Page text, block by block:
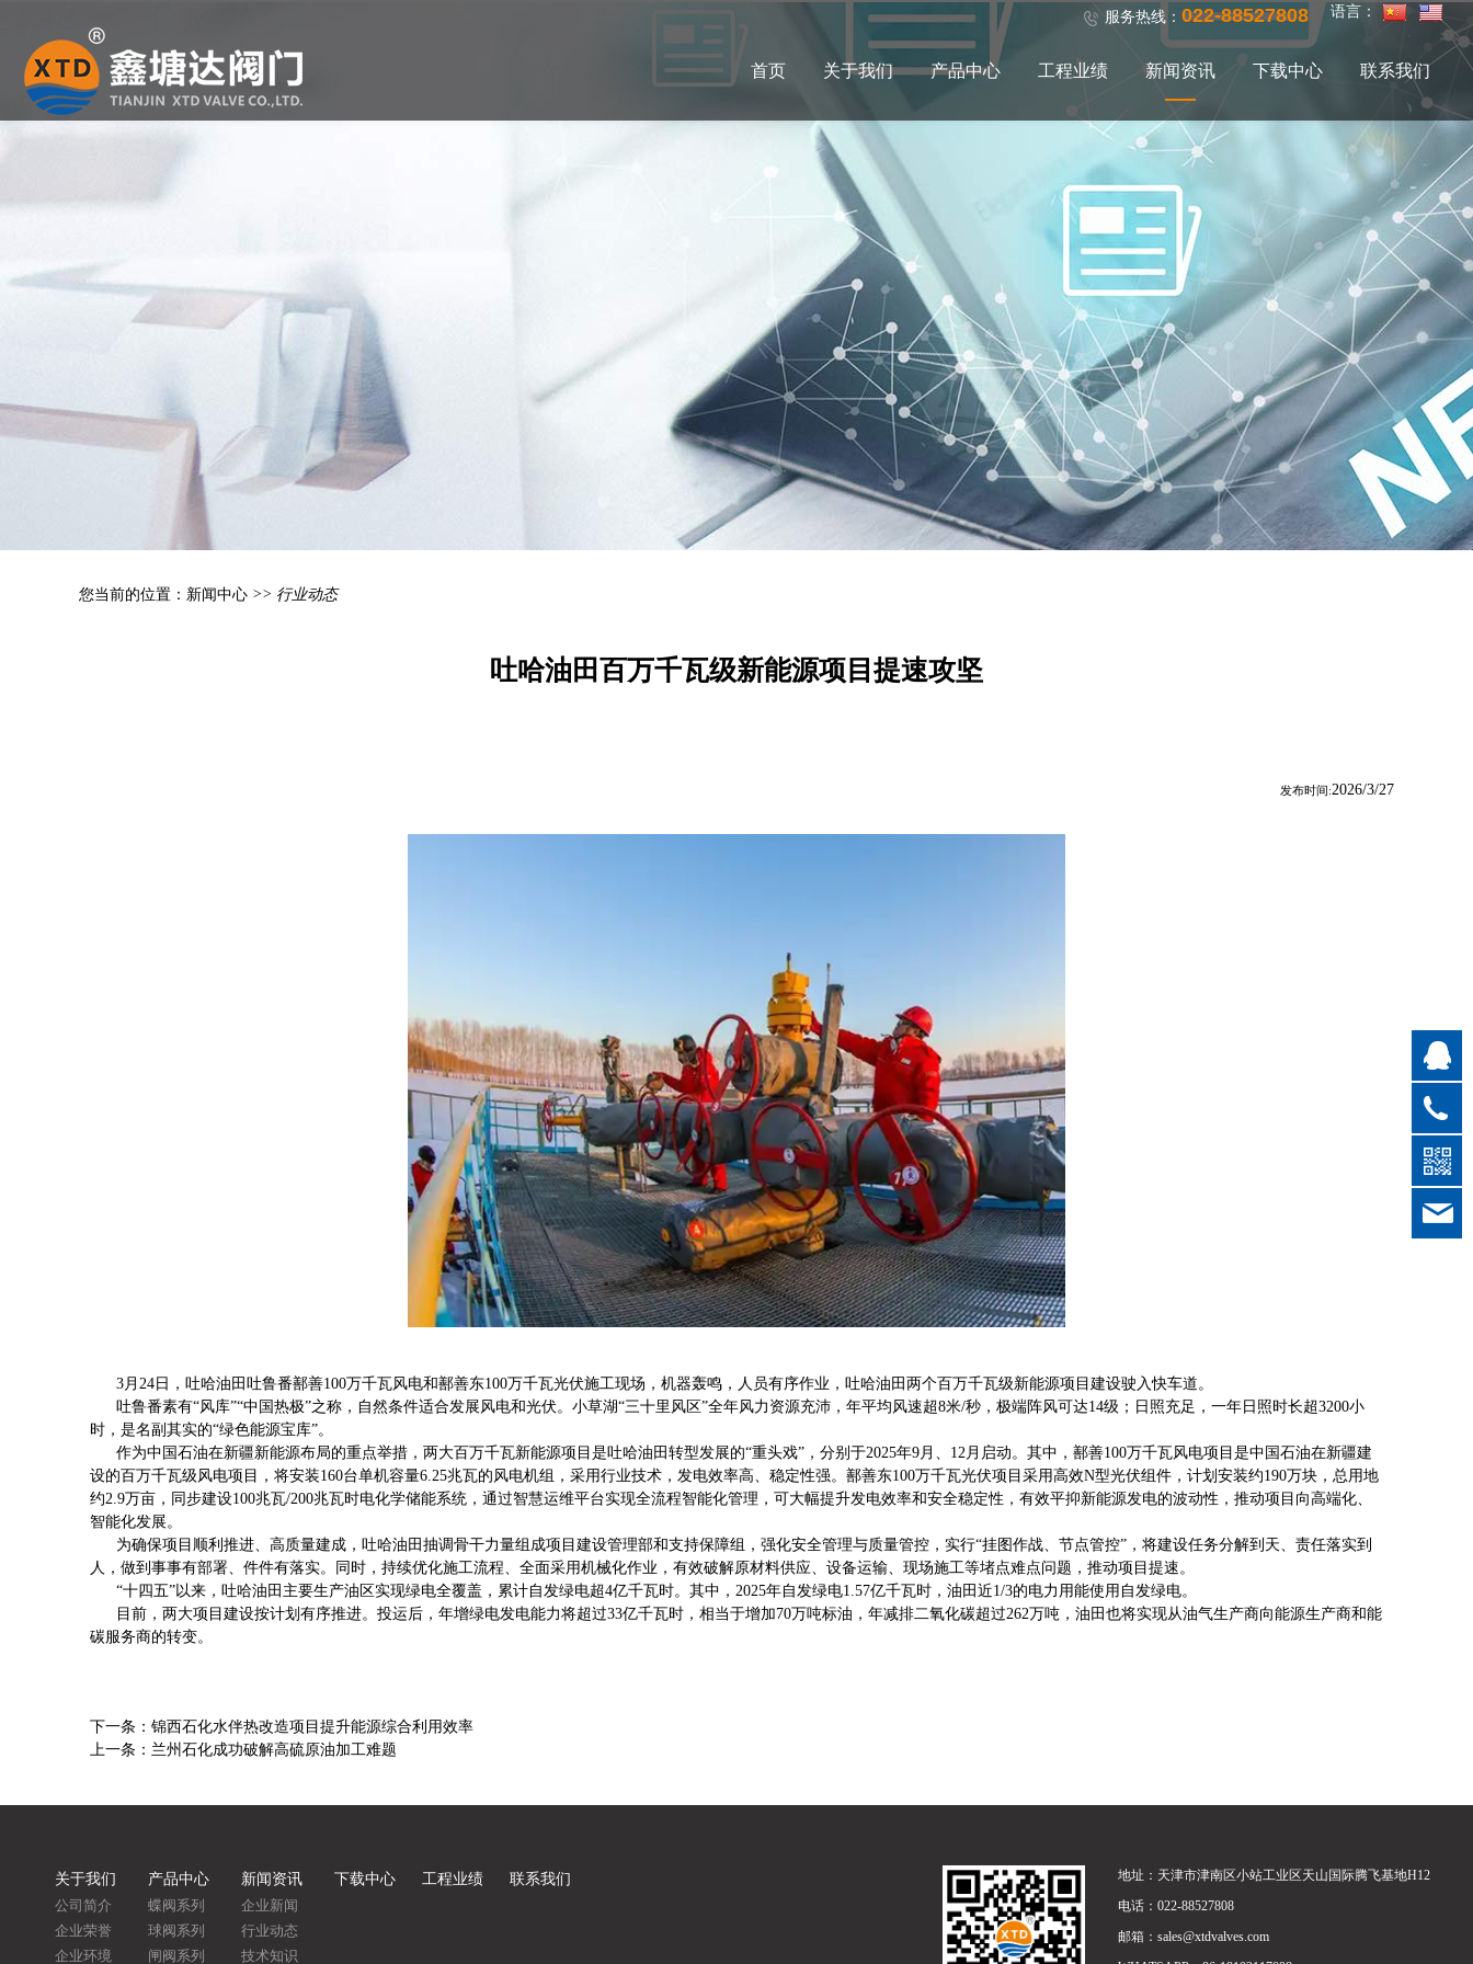
语言：
服务热线： 022-88527808
首页 关于我们 产品中心 工程业绩 新闻资讯 下载中心 联系我们
您当前的位置： 新闻中心 >> 行业动态
吐哈油田百万千瓦级新能源项目提速攻坚
发布时间:2026/3/27
3月24日，吐哈油田吐鲁番鄯善100万千瓦风电和鄯善东100万千瓦光伏施工现场，机器轰鸣，人员有序作业，吐哈油田两个百万千瓦级新能源项目建设驶入快车道。
吐鲁番素有“风库”“中国热极”之称，自然条件适合发展风电和光伏。小草湖“三十里风区”全年风力资源充沛，年平均风速超8米/秒，极端阵风可达14级；日照充足，一年日照时长超3200小
时，是名副其实的“绿色能源宝库”。
作为中国石油在新疆新能源布局的重点举措，两大百万千瓦新能源项目是吐哈油田转型发展的“重头戏”，分别于2025年9月、12月启动。其中，鄯善100万千瓦风电项目是中国石油在新疆建
设的百万千瓦级风电项目，将安装160台单机容量6.25兆瓦的风电机组，采用行业技术，发电效率高、稳定性强。鄯善东100万千瓦光伏项目采用高效N型光伏组件，计划安装约190万块，总用地
约2.9万亩，同步建设100兆瓦/200兆瓦时电化学储能系统，通过智慧运维平台实现全流程智能化管理，可大幅提升发电效率和安全稳定性，有效平抑新能源发电的波动性，推动项目向高端化、
智能化发展。
为确保项目顺利推进、高质量建成，吐哈油田抽调骨干力量组成项目建设管理部和支持保障组，强化安全管理与质量管控，实行“挂图作战、节点管控”，将建设任务分解到天、责任落实到
人，做到事事有部署、件件有落实。同时，持续优化施工流程、全面采用机械化作业，有效破解原材料供应、设备运输、现场施工等堵点难点问题，推动项目提速。
“十四五”以来，吐哈油田主要生产油区实现绿电全覆盖，累计自发绿电超4亿千瓦时。其中，2025年自发绿电1.57亿千瓦时，油田近1/3的电力用能使用自发绿电。
目前，两大项目建设按计划有序推进。投运后，年增绿电发电能力将超过33亿千瓦时，相当于增加70万吨标油，年减排二氧化碳超过262万吨，油田也将实现从油气生产商向能源生产商和能
碳服务商的转变。
下一条： 锦西石化水伴热改造项目提升能源综合利用效率
上一条： 兰州石化成功破解高硫原油加工难题
关于我们
公司简介
企业荣誉
企业环境
产品中心
蝶阀系列
球阀系列
闸阀系列
新闻资讯
企业新闻
行业动态
技术知识
下载中心 工程业绩 联系我们
地址：天津市津南区小站工业区天山国际腾飞基地H12
电话：022-88527808
邮箱： sales@xtdvalves.com
QQ